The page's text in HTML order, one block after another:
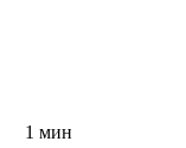
1 мин